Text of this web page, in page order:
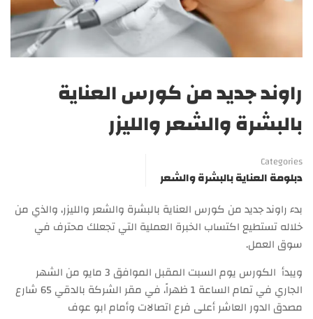
راوند جديد من كورس العناية
بالبشرة والشعر والليزر
Categories
دبلومة العناية بالبشرة والشعر
بدء راوند جديد من كورس العناية بالبشرة والشعر والليزر، والذي من
خلاله تستطيع اكتساب الخبرة العملية التي تجعلك محترف في
سوق العمل.
ويبدأ الكورس يوم السبت المقبل الموافق 3 مايو من الشهر
الجاري في تمام الساعة 1 ظهراً، في مقر الشركة بالدقي 65 شارع
مصدق الدور العاشر أعلى فرع اتصالات وأمام ابو عوف